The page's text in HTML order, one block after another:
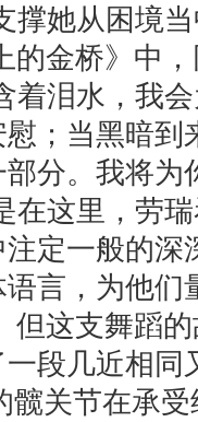
撑她从困境
金桥》中，
着泪水，我
；当黑暗到
分。我将为
在这里，劳
定一般的深
言，为他们
这支舞蹈的
段几近相同
髋关节在承